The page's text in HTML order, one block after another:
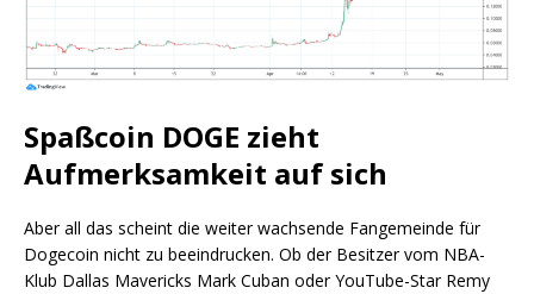
Spaßcoin DOGE zieht
Aufmerksamkeit auf sich
Aber all das scheint die weiter wachsende Fangemeinde für
Dogecoin nicht zu beeindrucken. Ob der Besitzer vom NBA-
Klub Dallas Mavericks Mark Cuban oder YouTube-Star Remy